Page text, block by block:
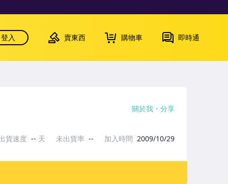
登入 賣東西 購物車 即時通
關於我 分享
貨速度 -- 天 未出貨率 -- 加入時間 2009/10/29